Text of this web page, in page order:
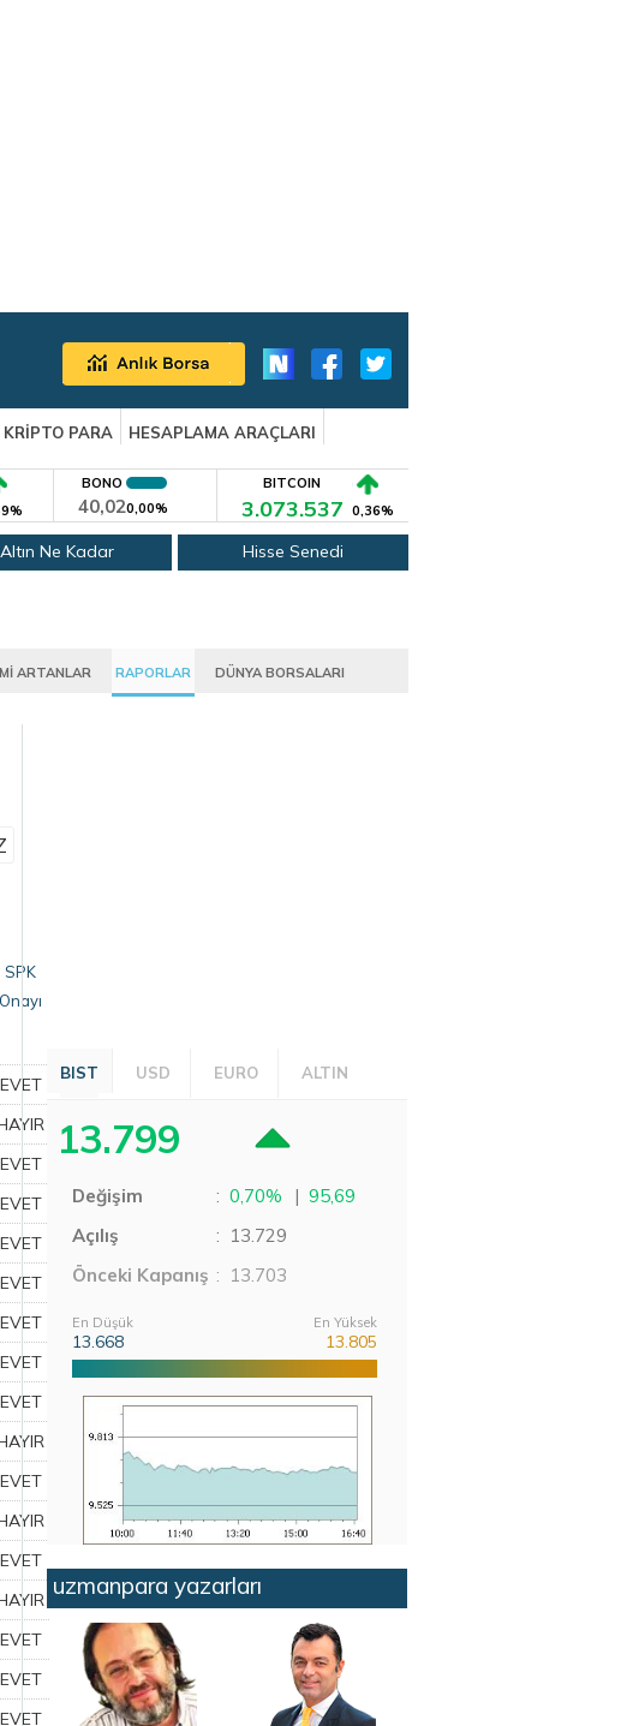
KRİPTO PARA
HESAPLAMA ARAÇLARI
BONO
40,020,00%
BITCOIN
3.073.537 0,36%
Altın Ne Kadar Hisse Senedi
ARTANLAR RAPORLAR DÜNYA BORSALARI
SPK
Onayı
EVET
EVET
EVET
EVET
EVET
EVET
EVET
EVET
EVET
EVET
EVET
EVET
EVET
BIST USD EURO ALTIN
13.799
Değişim : 0,70% | 95,69
Açılış
: 13.729
Önceki Kapanış : 13.703
En Düşük
13.668
En Yüksek
13.805
uzmanpara yazarları